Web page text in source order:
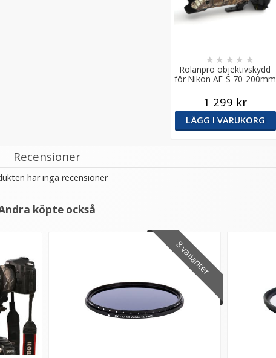
Rolanpro objektivskydd
för Nikon AF-S 70-200mm
★ ★ ★ ★ ★
1 299 kr
LÄGG I VARUKORG
Recensioner
har inga recensioner
köpte också
8 varianter